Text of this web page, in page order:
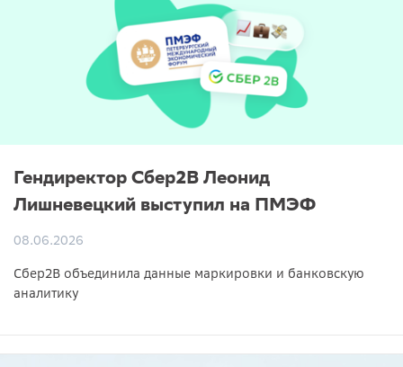
Гендиректор Сбер2B Леонид
Лишневецкий выступил на ПМЭФ
08.06.2026
Сбер2B объединила данные маркировки и банковскую
аналитику